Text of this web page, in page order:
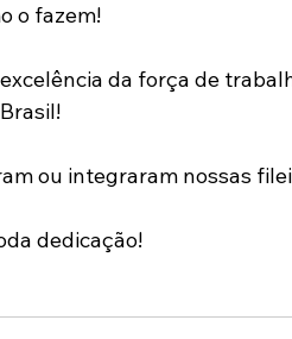
o fazem!
da força de
ou integraram nossas
dedicação!